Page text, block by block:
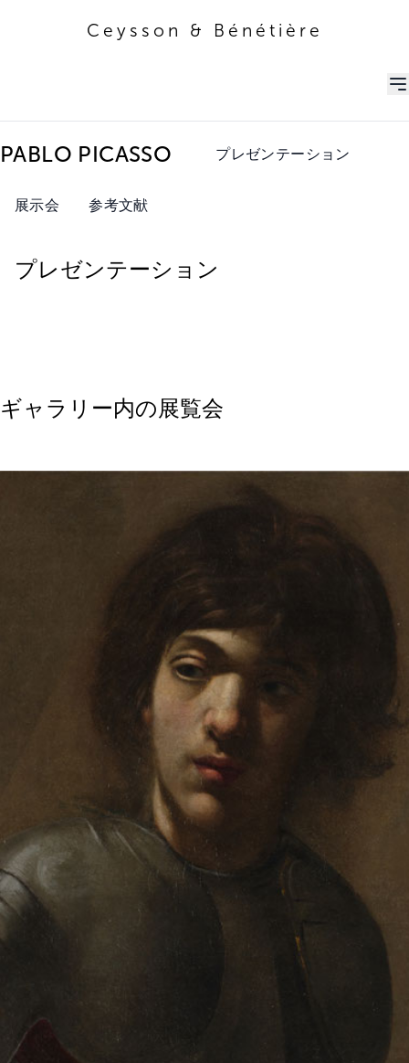
Ceysson & Bénétière
PABLO PICASSO プレゼンテーション
展示会 参考文献
プレゼンテーション
ギャラリー内の展覧会